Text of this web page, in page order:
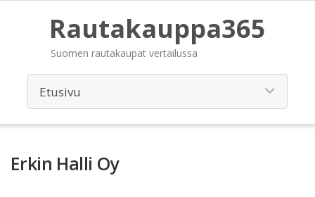
Rautakauppa365
Suomen rautakaupat vertailussa
Erkin Halli Oy